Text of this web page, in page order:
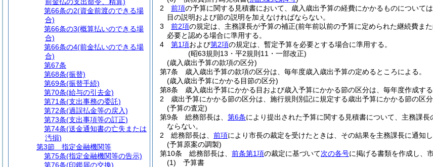
2
前項の予算に関する見積書において、歳入歳出予算の経費にかかるものについて
目の説明および節の説明を加えなければならない。
3
前2項の規定は、主務課長が予算の補正(前年前以前の予算に定められた継続費ま
必要と認める場合に準用する。
4
第1項および第2項の規定は、暫定予算を必要とする場合に準用する。
(昭63規則13・平2規則11・一部改正)
(歳入歳出予算の款項の区分)
第7条
歳入歳出予算の款項の区分は、毎年度歳入歳出予算の定めるところによる。
(歳入歳出予算にかかる目節の区分)
第8条
歳入歳出予算にかかる目および歳入予算にかかる節の区分は、毎年度作成す
2
歳出予算にかかる節の区分は、施行規則別記に規定する歳出予算にかかる節の区分
(予算の査定)
第9条
総務部長は、 第6条により提出された予算に関する見積書について、主務課
ならない。
2
総務部長は、 前項により市長の裁定を受けたときは、その結果を主務課長に通知し
(予算原案の調製)
第10条
総務部長は、 前条第1項の裁定に基づいて次の各号に掲げる書類を作成し、
(1)
予算書
第66条の2(資金前渡のできる場
合)
第66条の3(概算払いのできる場
合)
第66条の4(前金払いのできる場
合)
第67条
第68条(振替)
第69条(振替手続)
第70条(給与の引去金)
第71条(支出事務の委託)
第72条(過誤払金等の戻入)
第73条(支出事項等の訂正)
第74条(送金通知書の亡失または
汚損)
第3節
指定金融機関等
第75条(指定金融機関等の告示)
第76条(印鑑届の交換)